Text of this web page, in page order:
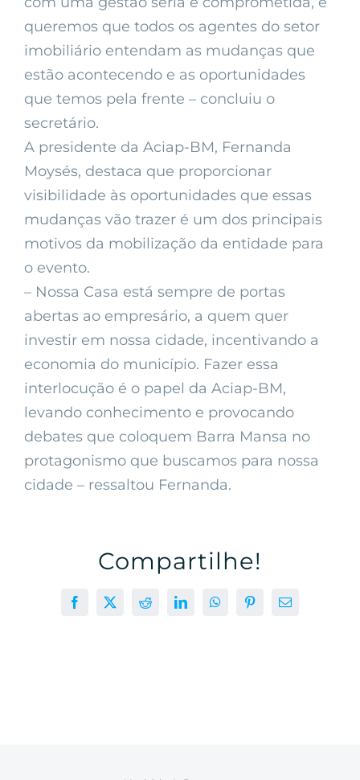
queremos que todos os agentes do setor
imobiliário entendam as mudanças que
estão acontecendo e as oportunidades
que temos pela frente – concluiu o
secretário.
A presidente da Aciap-BM, Fernanda
Moysés, destaca que proporcionar
visibilidade às oportunidades que essas
mudanças vão trazer é um dos principais
motivos da mobilização da entidade para
o evento.
– Nossa Casa está sempre de portas
abertas ao empresário, a quem quer
investir em nossa cidade, incentivando a
economia do município. Fazer essa
interlocução é o papel da Aciap-BM,
levando conhecimento e provocando
debates que coloquem Barra Mansa no
protagonismo que buscamos para nossa
cidade – ressaltou Fernanda.
Compartilhe!
Facebook
X RedditLinkedInWhatsAppPinterest
E-